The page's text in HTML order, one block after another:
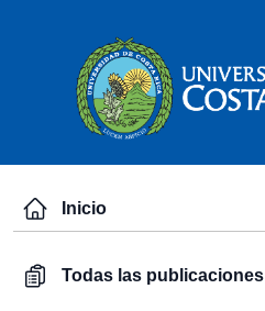
Inicio
Todas las publicaciones